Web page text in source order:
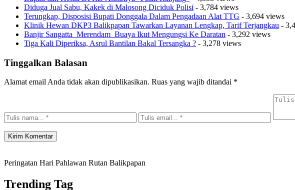
Diduga Jual Sabu, Kakek di Malosong Diciduk Polisi - 3,784 views
Terungkap, Disposisi Bupati Donggala Dalam Pengadaan Alat TTG - 3,694 views
Klinik Hewan DKP3 Balikpapan Tawarkan Layanan Lengkap, Tarif Terjangkau -
Banjir Sangatta Merendam Buaya Ikut Mengungsi Ke Daratan - 3,292 views
Tiga Kali Diperiksa, Asrul Bantilan Bakal Tersangka ? - 3,278 views
Tinggalkan Balasan
Alamat email Anda tidak akan dipublikasikan. Ruas yang wajib ditandai *
Peringatan Hari Pahlawan Rutan Balikpapan
Trending Tag